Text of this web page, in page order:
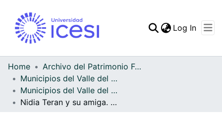
Log In
Home
Archivo del Patrimonio Fotográfico y Fílmico del Valle del Cauca
Municipios del Valle del Cauca
Municipios del Valle del Cauca
Nidia Teran y su amiga. San Pedro